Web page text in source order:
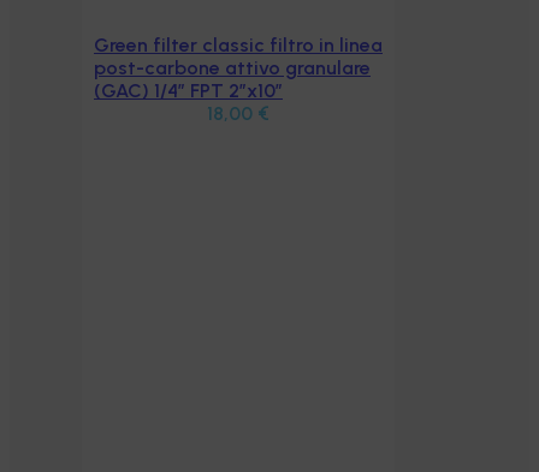
Aggiungi al carrello
Green filter classic filtro in linea
post-carbone attivo granulare
(GAC) 1/4″ FPT 2″x10″
18,00 €